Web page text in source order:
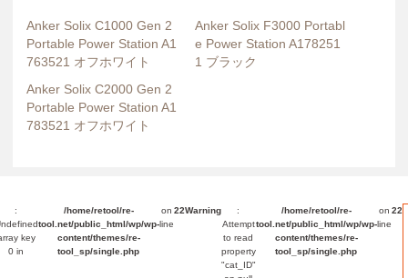
Anker Solix C1000 Gen 2
Portable Power Station A1
763521 オフホワイト
Anker Solix F3000 Portabl
e Power Station A178251
1 ブラック
Anker Solix C2000 Gen 2
Portable Power Station A1
783521 オフホワイト
:
key
0 in
/home/retool/re-
tool.net/public_html/wp/wp-
content/themes/re-
tool_sp/single.php
on
line
22Warning
:
Attempt
to read
property
"cat_ID"
/home/retool/re-
tool.net/public_html/wp/wp-
content/themes/re-
tool_sp/single.php
on
line
22